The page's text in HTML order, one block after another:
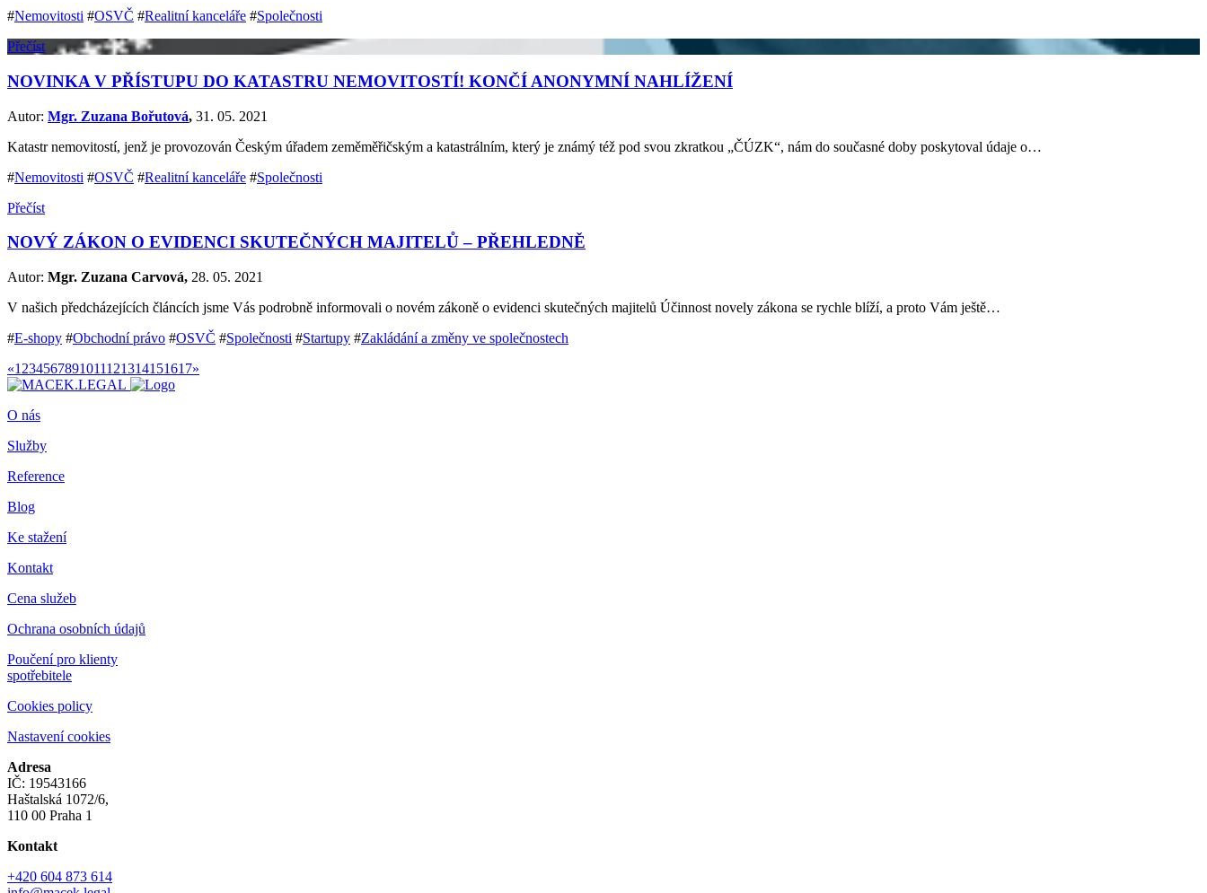
#Nemovitosti #OSVČ #Realitní kanceláře #Společnosti
Přečíst
NOVINKA V PŘÍSTUPU DO KATASTRU NEMOVITOSTÍ! KONČÍ ANONYMNÍ NAHLÍŽENÍ
Autor: Mgr. Zuzana Bořutová, 31. 05. 2021
Katastr nemovitostí, jenž je provozován Českým úřadem zeměměřičským a katastrálním, který je známý též pod svou zkratkou „ČÚZK“, nám do současné doby poskytoval údaje o…
#Nemovitosti #OSVČ #Realitní kanceláře #Společnosti
Přečíst
NOVÝ ZÁKON O EVIDENCI SKUTEČNÝCH MAJITELŮ – PŘEHLEDNĚ
Autor: Mgr. Zuzana Carvová, 28. 05. 2021
V našich předcházejících článcích jsme Vás podrobně informovali o novém zákoně o evidenci skutečných majitelů Účinnost novely zákona se rychle blíží, a proto Vám ještě…
#E-shopy #Obchodní právo #OSVČ #Společnosti #Startupy #Zakládání a změny ve společnostech
«1 234567891011121314151617»
O nás
Služby
Reference
Blog
Ke stažení
Kontakt
Cena služeb
Ochrana osobních údajů
Poučení pro klienty
spotřebitele
Cookies policy
Nastavení cookies
Adresa
IČ: 19543166
Haštalská 1072/6,
110 00 Praha 1
Kontakt
+420 604 873 614